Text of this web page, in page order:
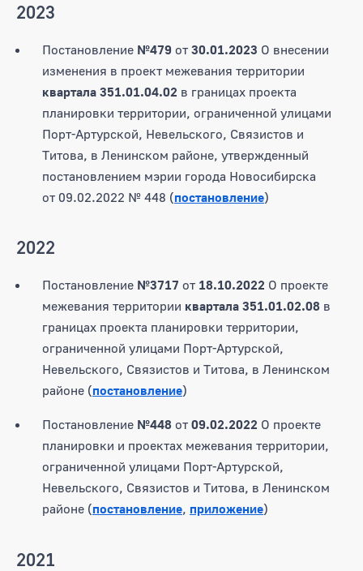
2023
Постановление №479 от 30.01.2023 О внесении
изменения в проект межевания территории
квартала 351.01.04.02 в границах проекта
планировки территории, ограниченной улицами
Порт-Артурской, Невельского, Связистов и
Титова, в Ленинском районе, утвержденный
постановлением мэрии города Новосибирска
от 09.02.2022 № 448 (постановление)
2022
Постановление №3717 от 18.10.2022 О проекте
межевания территории квартала 351.01.02.08 в
границах проекта планировки территории,
ограниченной улицами Порт-Артурской,
Невельского, Связистов и Титова, в Ленинском
районе (постановление)
Постановление №448 от 09.02.2022 О проекте
планировки и проектах межевания территории,
ограниченной улицами Порт-Артурской,
Невельского, Связистов и Титова, в Ленинском
районе (постановление, приложение)
2021